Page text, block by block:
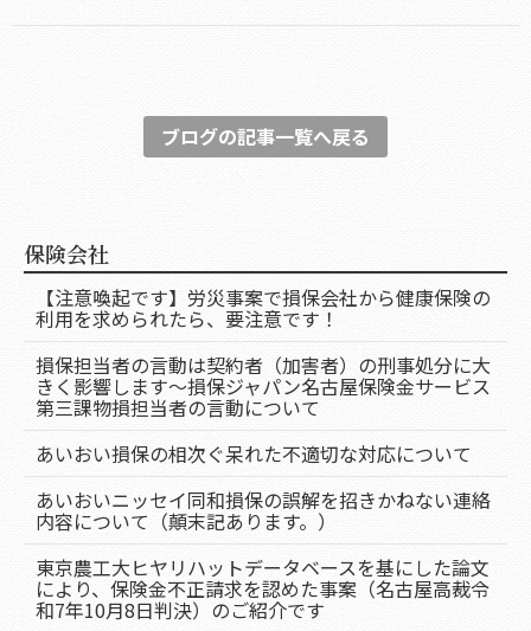
ブログの記事一覧へ戻る
保険会社
【注意喚起です】労災事案で損保会社から健康保険の
利用を求められたら、要注意です！
損保担当者の言動は契約者（加害者）の刑事処分に大
きく影響します～損保ジャパン名古屋保険金サービス
第三課物損担当者の言動について
あいおい損保の相次ぐ呆れた不適切な対応について
あいおいニッセイ同和損保の誤解を招きかねない連絡
内容について（顛末記あります。）
東京農工大ヒヤリハットデータベースを基にした論文
により、保険金不正請求を認めた事案（名古屋高裁令
和7年10月8日判決）のご紹介です